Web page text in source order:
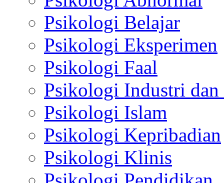
Psikologi Belajar
Psikologi Eksperimen
Psikologi Faal
Psikologi Industri dan
Psikologi Islam
Psikologi Kepribadian
Psikologi Klinis